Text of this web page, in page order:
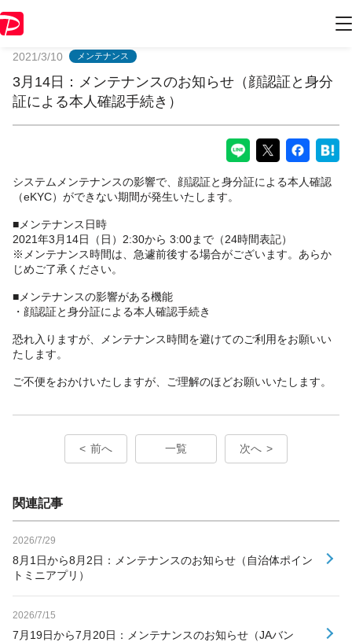
2021/3/10 メンテナンス
3月14日：メンテナンスのお知らせ（顔認証と身分
証による本人確認手続き）
システムメンテナンスの影響で、顔認証と身分証による本人確認
（eKYC）ができない期間が発生いたします。
■メンテナンス日時
2021年3月14日（日）2:30から 3:00まで（24時間表記）
※メンテナンス時間は、急遽前後する場合がございます。あらか
じめご了承ください。
■メンテナンスの影響がある機能
・顔認証と身分証による本人確認手続き
恐れ入りますが、メンテナンス時間を避けてのご利用をお願いい
たします。
ご不便をおかけいたしますが、ご理解のほどお願いいたします。
前へ 一覧 次へ
関連記事
2026/7/29
8月1日から8月2日：メンテナンスのお知らせ（自治体ポイン
トミニアプリ）
2026/7/15
7月19日から7月20日：メンテナンスのお知らせ（JAバン